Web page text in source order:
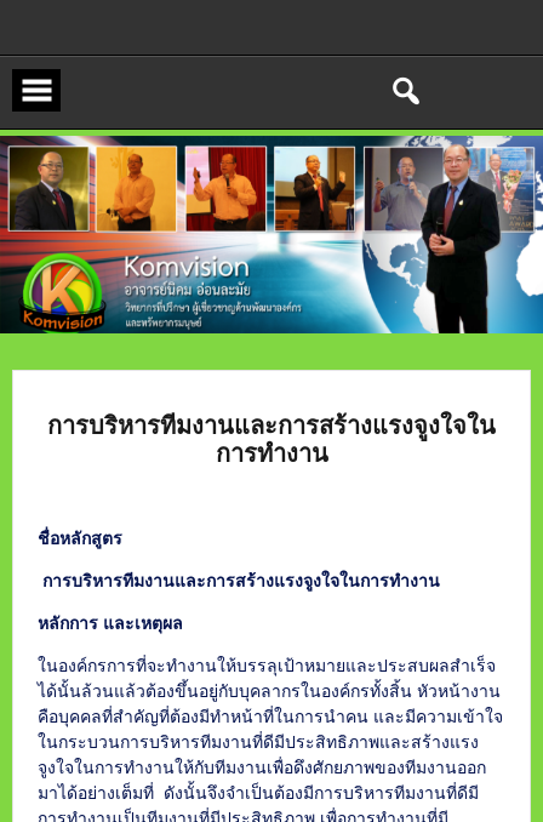
การบริหารทีมงานและการสร้างแรงจูงใจใน
การทำงาน
ชื่อหลักสูตร
การบริหารทีมงานและการสร้างแรงจูงใจในการทำงาน
หลักการ และเหตุผล
ในองค์กรการที่จะทำงานให้บรรลุเป้าหมายและประสบผลสำเร็จ
ได้นั้นล้วนแล้วต้องขึ้นอยู่กับบุคลากรในองค์กรทั้งสิ้น หัวหน้างาน
คือบุคคลที่สำคัญที่ต้องมีทำหน้าที่ในการนำคน และมีความเข้าใจ
ในกระบวนการบริหารทีมงานที่ดีมีประสิทธิภาพและสร้างแรง
จูงใจในการทำงานให้กับทีมงานเพื่อดึงศักยภาพของทีมงานออก
มาได้อย่างเต็มที่ ดังนั้นจึงจำเป็นต้องมีการบริหารทีมงานที่ดีมี